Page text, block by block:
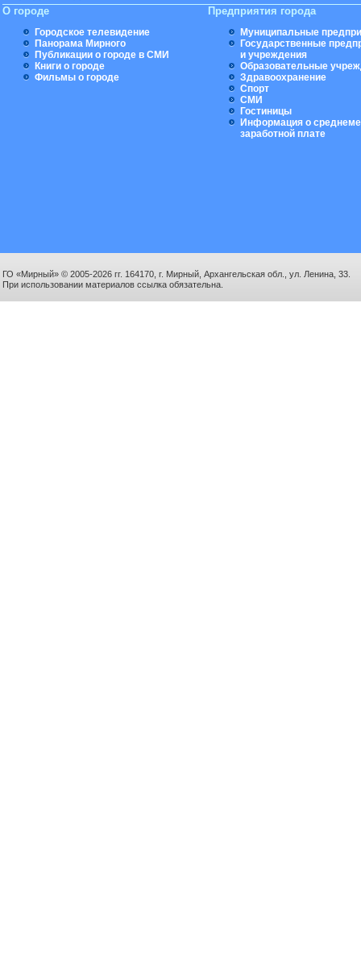
О городе
Городское телевидение
Панорама Мирного
Публикации о городе в СМИ
Книги о городе
Фильмы о городе
Предприятия города
Муниципальные
Государственные
и учреждения
Образовательные
Здравоохранение
Спорт
СМИ
Гостиницы
Информация о
заработной плате
ГО «Мирный» © 2005-2026 гг. 164170, г. Мирный, Архангельская обл., ул. Ленина, 33.
При использовании материалов ссылка обязательна.